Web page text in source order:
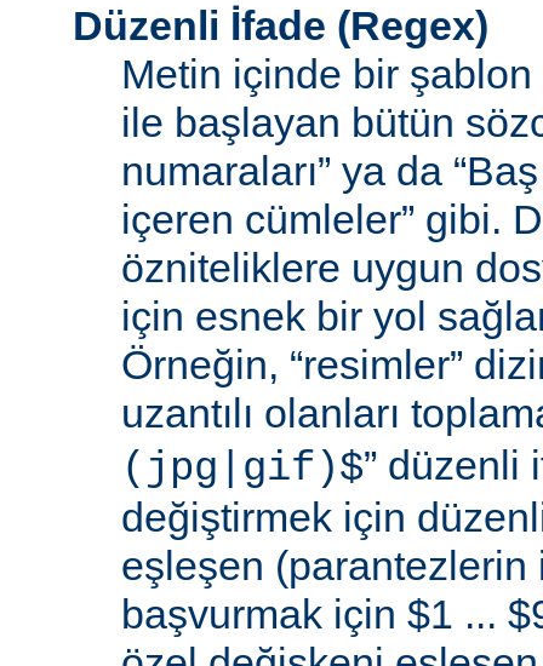
Düzenli İfade (Regex)
Metin içinde bir şablon
ile başlayan bütün
numaraları” ya da
içeren cümleler” gibi.
özniteliklere uygun
için esnek bir yol
Örneğin, “resimler”
uzantılı olanları
(jpg|gif)$” düzenli
değiştirmek için
eşleşen (parantezlerin
başvurmak için $1 ...